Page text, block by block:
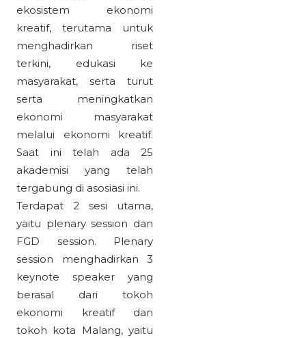
ekosistem ekonomi
kreatif, terutama untuk
menghadirkan riset
terkini, edukasi ke
masyarakat, serta turut
serta meningkatkan
ekonomi masyarakat
melalui ekonomi kreatif.
Saat ini telah ada 25
akademisi yang telah
tergabung di asosiasi ini.
Terdapat 2 sesi utama,
yaitu plenary session dan
FGD session. Plenary
session menghadirkan 3
keynote speaker yang
berasal dari tokoh
ekonomi kreatif dan
tokoh kota Malang, yaitu